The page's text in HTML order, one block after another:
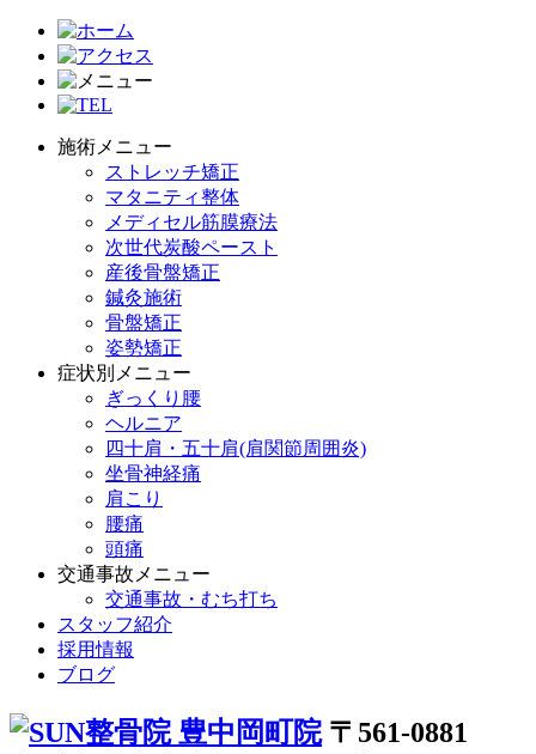
施術メニュー
ストレッチ矯正
マタニティ整体
メディセル筋膜療法
次世代炭酸ペースト
産後骨盤矯正
鍼灸施術
骨盤矯正
姿勢矯正
症状別メニュー
ぎっくり腰
ヘルニア
四十肩・五十肩(肩関節周囲炎)
坐骨神経痛
肩こり
腰痛
頭痛
交通事故メニュー
交通事故・むち打ち
スタッフ紹介
採用情報
ブログ
〒561-0881